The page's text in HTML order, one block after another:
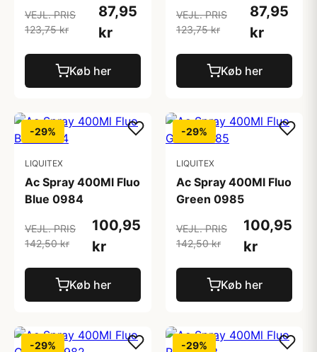
VEJL. PRIS
123,75 kr
87,95
kr
Køb her
VEJL. PRIS
123,75 kr
87,95
kr
Køb her
-29%
LIQUITEX
Ac Spray 400Ml Fluo
Blue 0984
VEJL. PRIS
142,50 kr
100,95
kr
Køb her
-29%
LIQUITEX
Ac Spray 400Ml Fluo
Green 0985
VEJL. PRIS
142,50 kr
100,95
kr
Køb her
-29% -29%